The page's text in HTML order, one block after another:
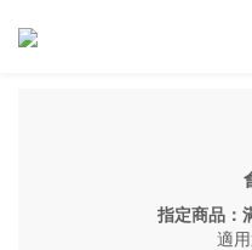
指定商品：
適用